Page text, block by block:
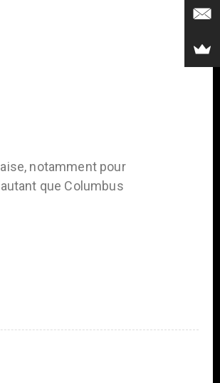
notamment pour
que Columbus